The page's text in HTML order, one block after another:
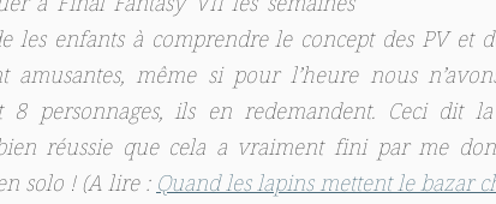
les enfants à comprendre le concept des PV et
amusantes, même si pour l’heure nous
8 personnages, ils en redemandent. Ceci dit
réussie que cela a vraiment fini par me
solo ! (A lire :Quand les lapins mettent le bazar